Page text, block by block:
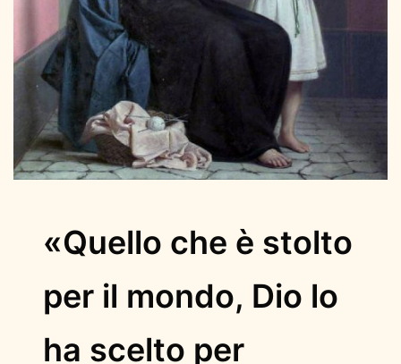
«Quello che è stolto
per il mondo, Dio lo
ha scelto per